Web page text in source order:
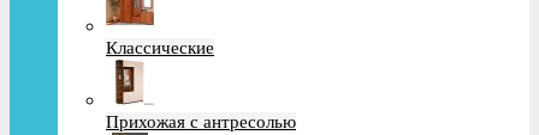
Классические
Прихожая с антресолью